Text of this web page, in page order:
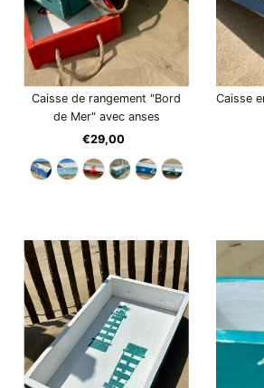
Caisse de rangement "Bord
de Mer" avec anses
Prix
ordinaire
€29,00
Caisse